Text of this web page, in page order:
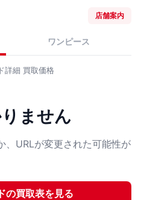
店舗案内
ワンピース
詳細 買取価格
ません
、URLが変更された可能性が
の買取表を見る